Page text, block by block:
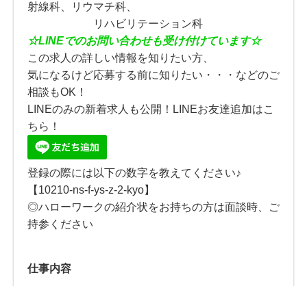
射線科、リウマチ科、
リハビリテーション科
☆LINEでのお問い合わせも受け付けています☆
この求人の詳しい情報を知りたい方、
気になるけど応募する前に知りたい・・・などのご
相談もOK！
LINEのみの新着求人も公開！LINEお友達追加はこ
ちら！
登録の際には以下の数字を教えてください♪
【10210-ns-f-ys-z-2-kyo】
◎ハローワークの紹介状をお持ちの方は面談時、ご
持参ください
仕事内容